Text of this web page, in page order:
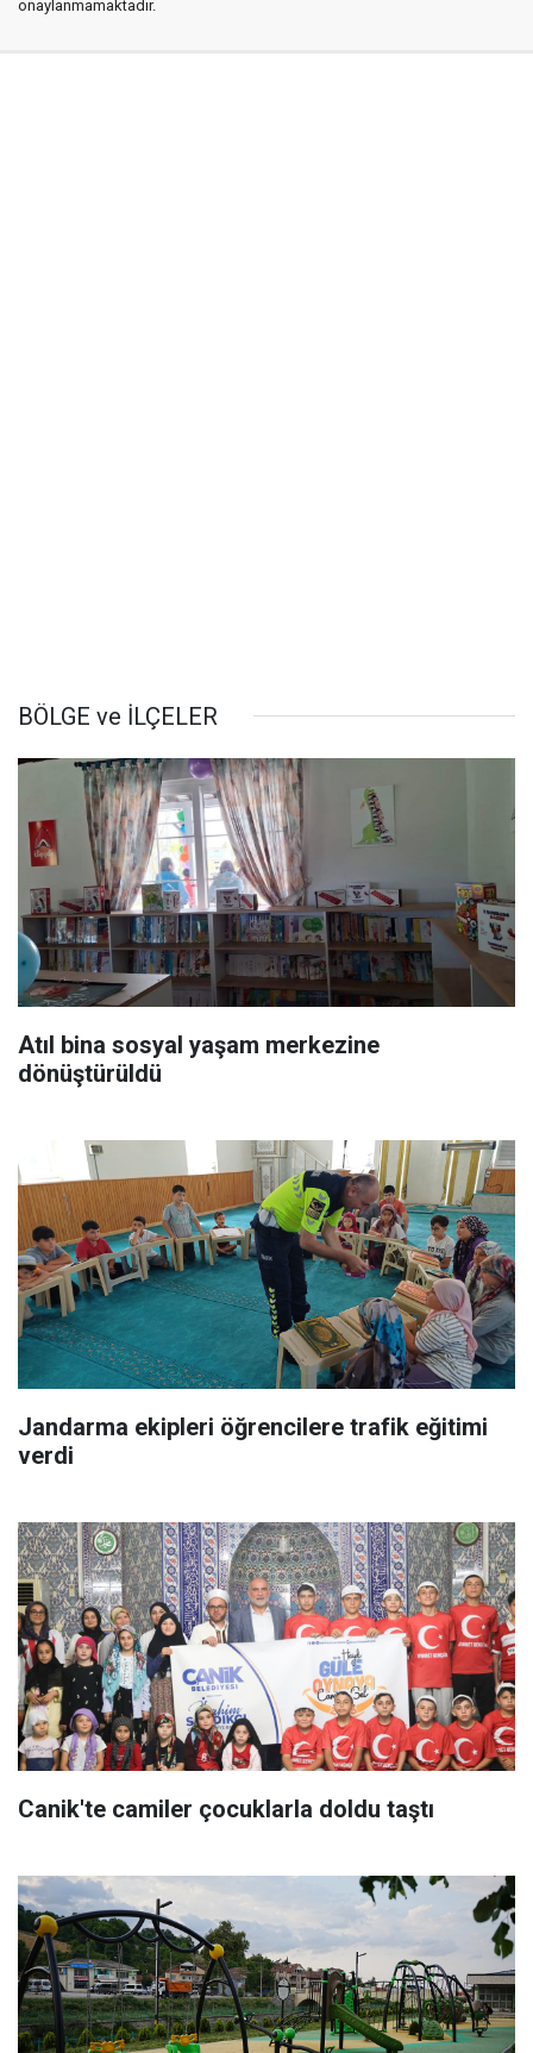
onaylanmamaktadır.
BÖLGE ve İLÇELER
Atıl bina sosyal yaşam merkezine
dönüştürüldü
Jandarma ekipleri öğrencilere trafik eğitimi
verdi
Canik'te camiler çocuklarla doldu taştı